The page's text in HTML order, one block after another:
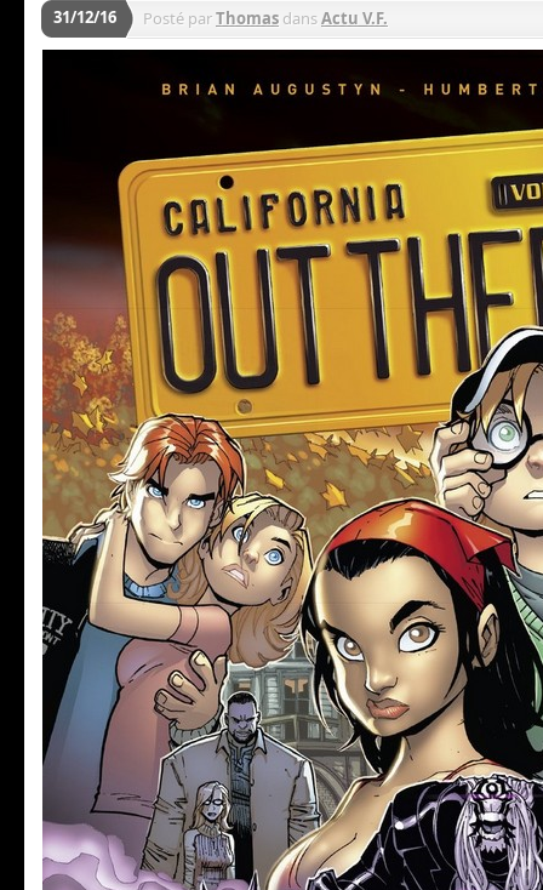
31/12/16 Posté parThomas dansActu V.F.